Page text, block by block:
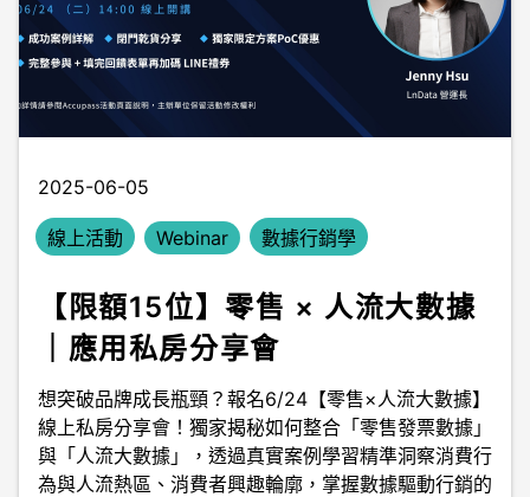
2025-06-05
線上活動 Webinar 數據行銷學
【限額15位】零售 × 人流大數據
｜應用私房分享會
想突破品牌成長瓶頸？報名6/24【零售×人流大數據】
線上私房分享會！獨家揭秘如何整合「零售發票數據」
與「人流大數據」，透過真實案例學習精準洞察消費行
為與人流熱區、消費者興趣輪廓，掌握數據驅動行銷的